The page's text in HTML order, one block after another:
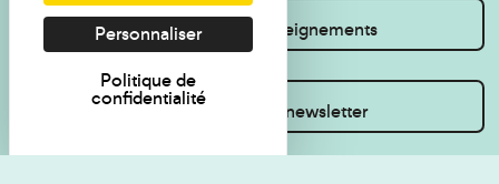
Je souhaite des renseignements
Inscrivez-vous à la newsletter
Personnaliser
Politique de
confidentialité